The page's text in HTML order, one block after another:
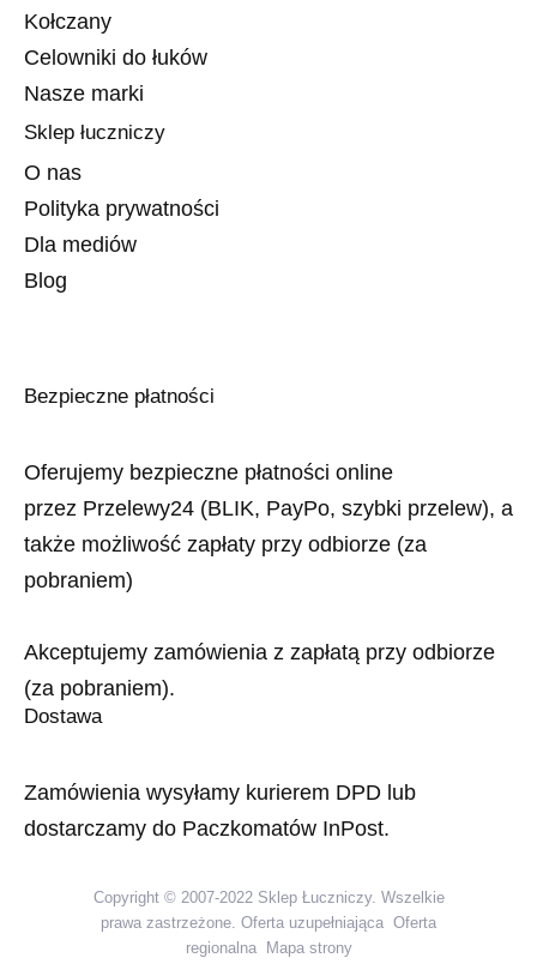
Kołczany
Celowniki do łuków
Nasze marki
Sklep łuczniczy
O nas
Polityka prywatności
Dla mediów
Blog
Bezpieczne płatności
Oferujemy bezpieczne płatności online
przez Przelewy24 (BLIK, PayPo, szybki przelew), a
także możliwość zapłaty przy odbiorze (za
pobraniem)
Akceptujemy zamówienia z zapłatą przy odbiorze
(za pobraniem).
Dostawa
Zamówienia wysyłamy kurierem DPD lub
dostarczamy do Paczkomatów InPost.
Copyright © 2007-2022 Sklep Łuczniczy. Wszelkie
prawa zastrzeżone. Oferta uzupełniająca Oferta
regionalna
Mapa strony